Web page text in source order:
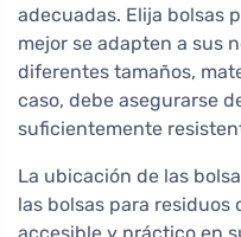
adecuadas. Elija bolsas
mejor se adapten a sus
diferentes tamaños,
caso, debe asegurarse
suficientemente
La ubicación de las
las bolsas para